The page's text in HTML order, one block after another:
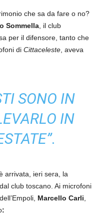
che sa da fare o no?
Sommella , il club
per il difensore, tanto che
di Cittaceleste , aveva
SONO IN
IN
.
arrivata, ieri sera, la
club toscano. Ai microfoni
Marcello Carli
: